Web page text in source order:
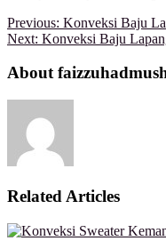
Previous: Konveksi Baju
Next: Konveksi Baju
About
Related Articles